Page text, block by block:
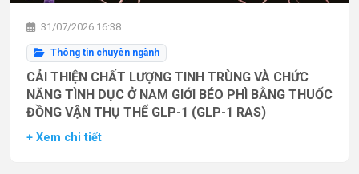
31/07/2026 16:38
Thông tin chuyên ngành
CẢI THIỆN CHẤT LƯỢNG TINH TRÙNG VÀ CHỨC
NĂNG TÌNH DỤC Ở NAM GIỚI BÉO PHÌ BẰNG THUỐC
ĐỒNG VẬN THỤ THỂ GLP-1 (GLP-1 RAS)
+ Xem chi tiết